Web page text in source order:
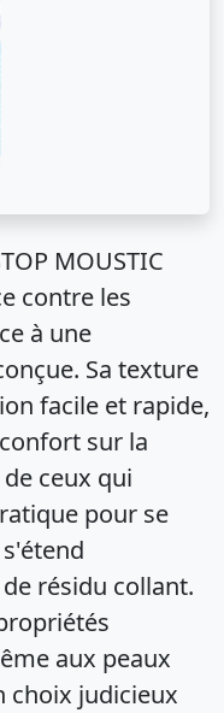
MOUSTIC
contre les
à une
Sa texture
facile et rapide,
sur la
ceux qui
pour se
résidu collant.
aux peaux
choix judicieux